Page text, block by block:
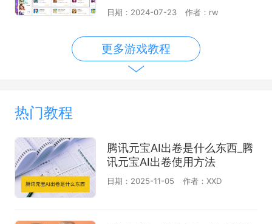
日期：2024-07-23 作者：rw
更多游戏教程
热门教程
腾讯元宝AI出卷是什么东西_腾
讯元宝AI出卷使用方法
日期：2025-11-05 作者：XXD